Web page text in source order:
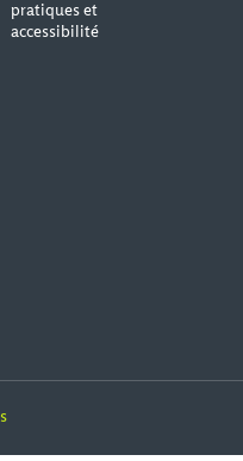
pratiques et
accessibilité